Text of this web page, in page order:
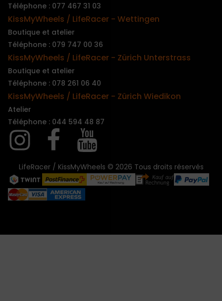
Téléphone : 077 467 31 03
KissMyWheels / LifeRacer - Wettingen
Boutique et atelier
Téléphone : 079 747 00 36
KissMyWheels / LifeRacer - Zürich Unterstrass
Boutique et atelier
Téléphone : 078 261 06 40
KissMyWheels / LifeRacer - Zürich Wiedikon
Atelier
Téléphone : 044 594 48 87
LifeRacer / KissMyWheels © 2026 Tous droits réservés